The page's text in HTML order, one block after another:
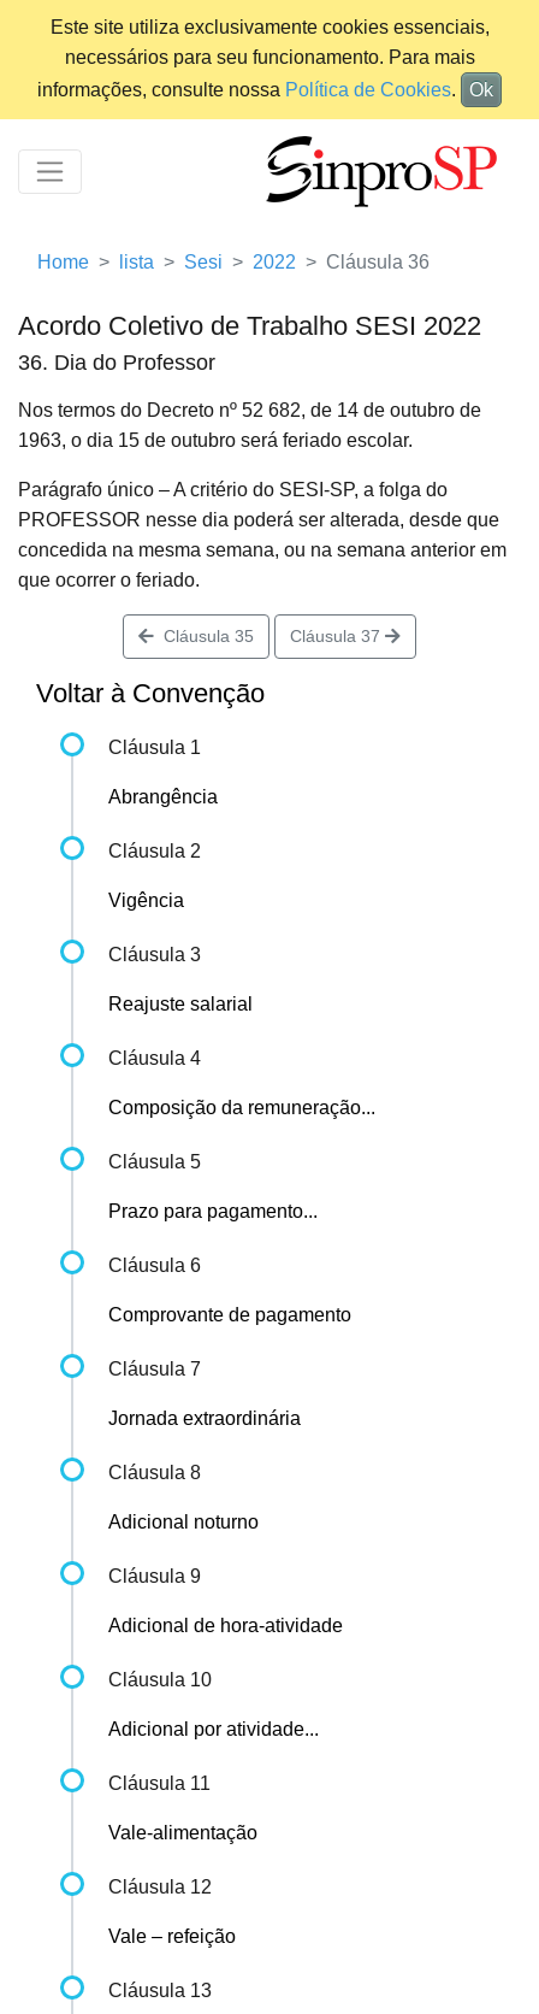
Este site utiliza exclusivamente cookies essenciais,
necessários para seu funcionamento. Para mais
informações, consulte nossa Política de Cookies. Ok
Home lista Sesi 2022 Cláusula 36
Acordo Coletivo de Trabalho SESI 2022
36. Dia do Professor
Nos termos do Decreto nº 52 682, de 14 de outubro de
1963, o dia 15 de outubro será feriado escolar.
Parágrafo único – A critério do SESI-SP, a folga do
PROFESSOR nesse dia poderá ser alterada, desde que
concedida na mesma semana, ou na semana anterior em
que ocorrer o feriado.
Cláusula 35 Cláusula 37
Voltar à Convenção
Cláusula 1
Abrangência
Cláusula 2
Vigência
Cláusula 3
Reajuste salarial
Cláusula 4
Composição da remuneração...
Cláusula 5
Prazo para pagamento...
Cláusula 6
Comprovante de pagamento
Cláusula 7
Jornada extraordinária
Cláusula 8
Adicional noturno
Cláusula 9
Adicional de hora-atividade
Cláusula 10
Adicional por atividade...
Cláusula 11
Vale-alimentação
Cláusula 12
Vale – refeição
Cláusula 13